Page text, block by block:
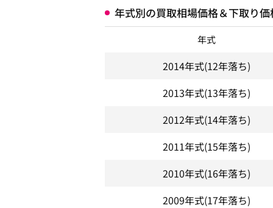
年式別の買取相場価格＆下取り価
年式
2014年式(12年落ち)
2013年式(13年落ち)
2012年式(14年落ち)
2011年式(15年落ち)
2010年式(16年落ち)
2009年式(17年落ち)